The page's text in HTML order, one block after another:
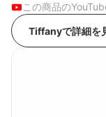
この商品の
Tiffanyで詳細を